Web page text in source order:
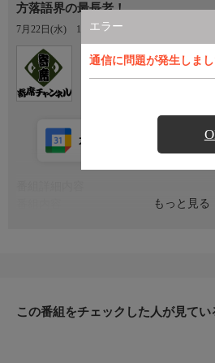
エラー
通信に問題が発生しま
方落語界の最長老！
7月22日(水) 11:00〜12:00
Ch.770
寄席チャンネル
もっと見る
カレンダー登録
この番組をチェックした人が見てい